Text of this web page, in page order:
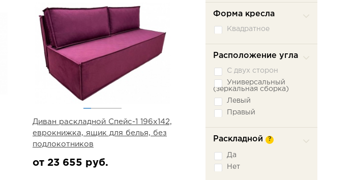
Диван раскладной Спейс-1 196х142,
еврокнижка, ящик для белья, без
подлокотников
от 23 655 руб.
Форма кресла
Квадратное
Расположение угла
С двух сторон
Универсальный
(зеркальная сборка)
Левый
Правый
Раскладной ?
Да
Нет